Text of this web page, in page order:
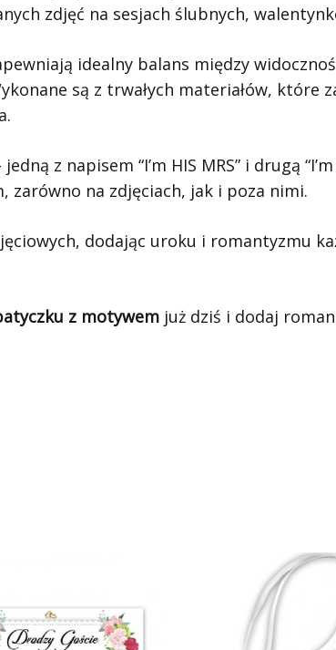
zdjęć na sesjach ślubnych,
idealny balans między
są z trwałych materiałów, które
z napisem “I’m HIS MRS” i drugą
zarówno na zdjęciach, jak i poza nimi.
dodając uroku i romantyzmu
z motywem już dziś i dodaj